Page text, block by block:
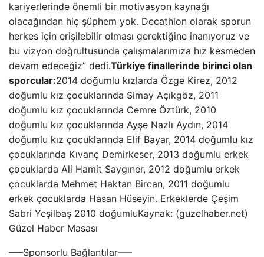
kariyerlerinde önemli bir motivasyon kaynağı
olacağından hiç şüphem yok. Decathlon olarak sporun
herkes için erişilebilir olması gerektiğine inanıyoruz ve
bu vizyon doğrultusunda çalışmalarımıza hız kesmeden
devam edeceğiz” dedi.Türkiye finallerinde birinci olan
sporcular:2014 doğumlu kızlarda Özge Kirez, 2012
doğumlu kız çocuklarında Simay Açıkgöz, 2011
doğumlu kız çocuklarında Cemre Öztürk, 2010
doğumlu kız çocuklarında Ayşe Nazlı Aydın, 2014
doğumlu kız çocuklarında Elif Bayar, 2014 doğumlu kız
çocuklarında Kıvanç Demirkeser, 2013 doğumlu erkek
çocuklarda Ali Hamit Saygıner, 2012 doğumlu erkek
çocuklarda Mehmet Haktan Bircan, 2011 doğumlu
erkek çocuklarda Hasan Hüseyin. Erkeklerde Çeşim
Sabri Yeşilbaş 2010 doğumluKaynak: (guzelhaber.net)
Güzel Haber Masası
—–Sponsorlu Bağlantılar—–